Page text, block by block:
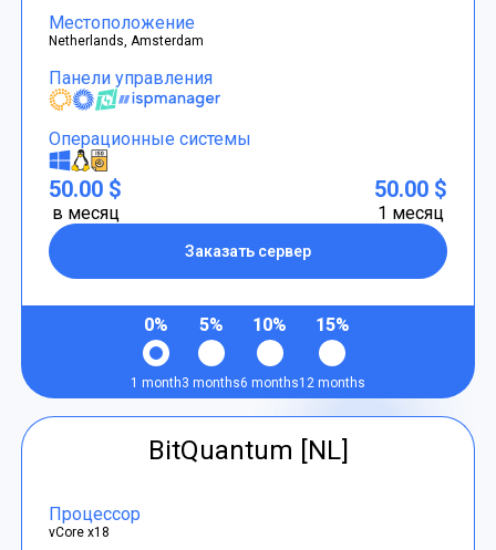
Местоположение
Netherlands, Amsterdam
Панели управления
Операционные системы
50.00 $
в месяц
Заказать сервер
50.00 $
1 месяц
0%
1 month
5%
3 months
10%
6 months
15%
12 months
BitQuantum [NL]
Процессор
vCore x18